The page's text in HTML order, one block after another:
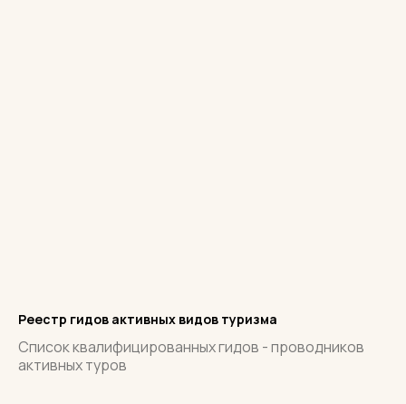
Реестр гидов активных видов туризма
Список квалифицированных гидов - проводников
активных туров